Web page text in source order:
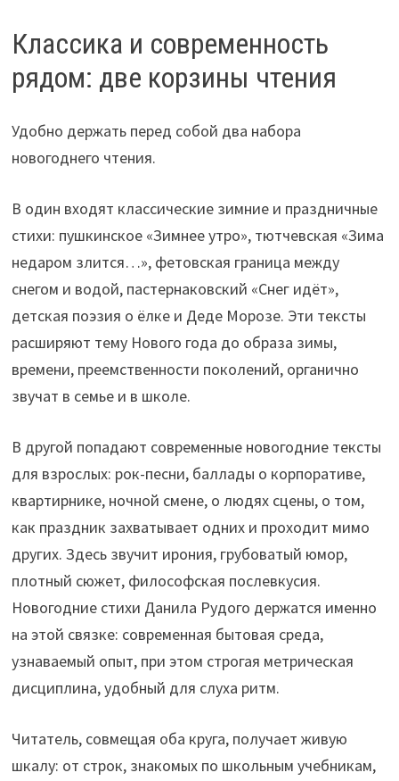
Классика и современность
рядом: две корзины чтения
Удобно держать перед собой два набора
новогоднего чтения.
В один входят классические зимние и праздничные
стихи: пушкинское «Зимнее утро», тютчевская «Зима
недаром злится…», фетовская граница между
снегом и водой, пастернаковский «Снег идёт»,
детская поэзия о ёлке и Деде Морозе. Эти тексты
расширяют тему Нового года до образа зимы,
времени, преемственности поколений, органично
звучат в семье и в школе.
В другой попадают современные новогодние тексты
для взрослых: рок-песни, баллады о корпоративе,
квартирнике, ночной смене, о людях сцены, о том,
как праздник захватывает одних и проходит мимо
других. Здесь звучит ирония, грубоватый юмор,
плотный сюжет, философская послевкусия.
Новогодние стихи Данила Рудого держатся именно
на этой связке: современная бытовая среда,
узнаваемый опыт, при этом строгая метрическая
дисциплина, удобный для слуха ритм.
Читатель, совмещая оба круга, получает живую
шкалу: от строк, знакомых по школьным учебникам,